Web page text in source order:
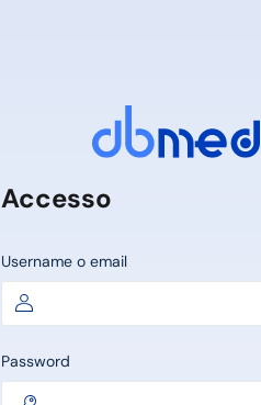
Accesso
Username o email
Password